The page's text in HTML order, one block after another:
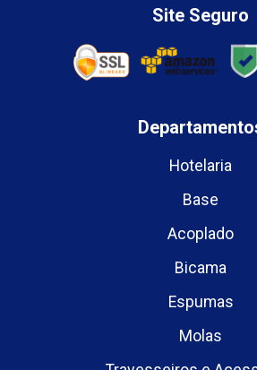
Site Seguro
Hotelaria
Base
Acoplado
Bicama
Espumas
Molas